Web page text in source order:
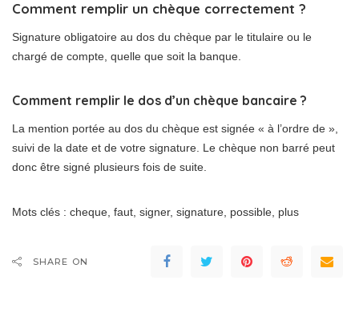
Comment remplir un chèque correctement ?
Signature obligatoire au dos du chèque par le titulaire ou le
chargé de compte, quelle que soit la banque.
Comment remplir le dos d’un chèque bancaire ?
La mention portée au dos du chèque est signée « à l’ordre de »,
suivi de la date et de votre signature. Le chèque non barré peut
donc être signé plusieurs fois de suite.
Mots clés : cheque, faut, signer, signature, possible, plus
SHARE ON